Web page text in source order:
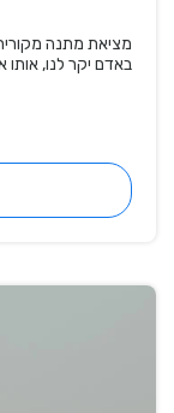
מציאת מתנה
באדם יקר לנו, אותו